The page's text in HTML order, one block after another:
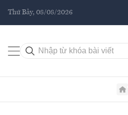
Thứ Bảy, 08/08/2026